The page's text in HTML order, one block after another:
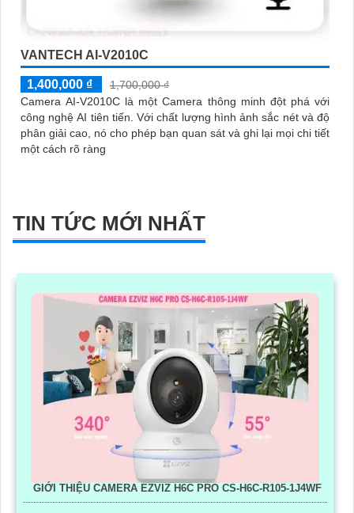
VANTECH AI-V2010C
1,400,000 ₫
1,700,000 ₫
Camera AI-V2010C là một Camera thông minh đột phá với
công nghệ AI tiên tiến. Với chất lượng hình ảnh sắc nét và độ
phân giải cao, nó cho phép bạn quan sát và ghi lại mọi chi tiết
một cách rõ ràng
TIN TỨC MỚI NHẤT
GIỚI THIỆU CAMERA EZVIZ H6C PRO CS-H6C-R105-1J4WF